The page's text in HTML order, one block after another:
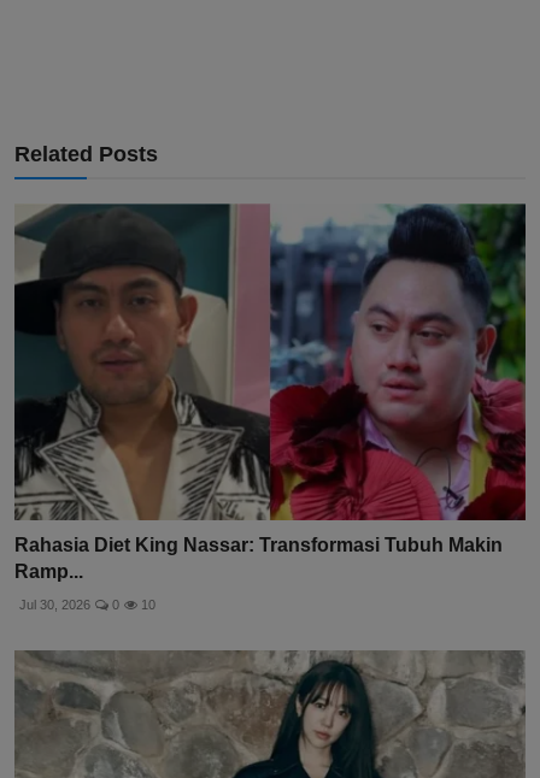
Related Posts
Rahasia Diet King Nassar: Transformasi Tubuh Makin
Ramp...
Jul 30, 2026 0 10